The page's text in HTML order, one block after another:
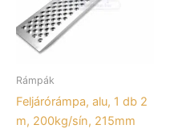
Rámpák
Feljárórámpa, alu, 1 db 2
m, 200kg/sín, 215mm